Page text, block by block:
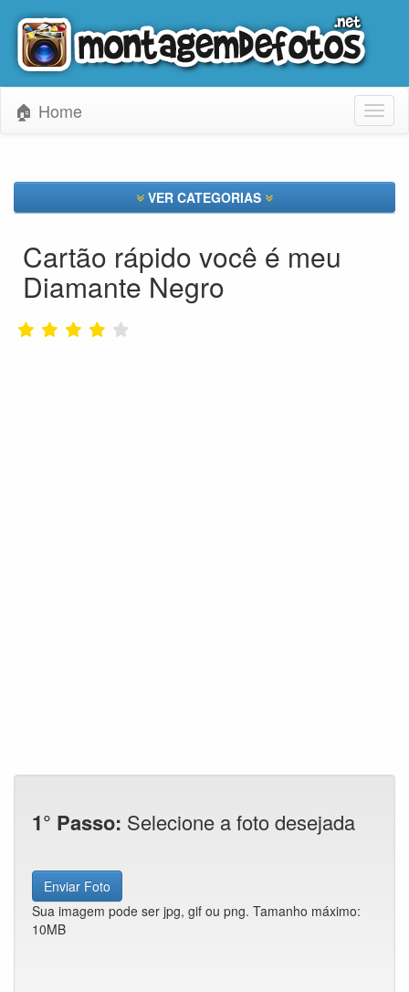
🏠 Home
VER CATEGORIAS
Cartão rápido você é meu
Diamante Negro
1° Passo: Selecione a foto desejada
Enviar Foto
Sua imagem pode ser jpg, gif ou png. Tamanho máximo:
10MB